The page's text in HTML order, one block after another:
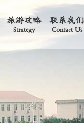
旅游攻略
Strategy
联系我们
Contact Us